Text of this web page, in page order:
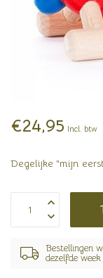
€24,95 Incl. btw
Degelijke "mijn
Bestellingen
dezelfde week